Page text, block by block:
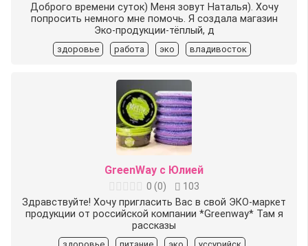
Доброго времени суток) Меня зовут Наталья). Хочу
попросить немного мне помочь. Я создала магазин
Эко-продукции-тёплый, д
здоровье работа эко владивосток
GreenWay c Юлией
0 (0)
103
Здравствуйте! Хочу пригласить Вас в свой ЭКО-маркет
продукции от российской компании *Greenway* Там я
рассказы